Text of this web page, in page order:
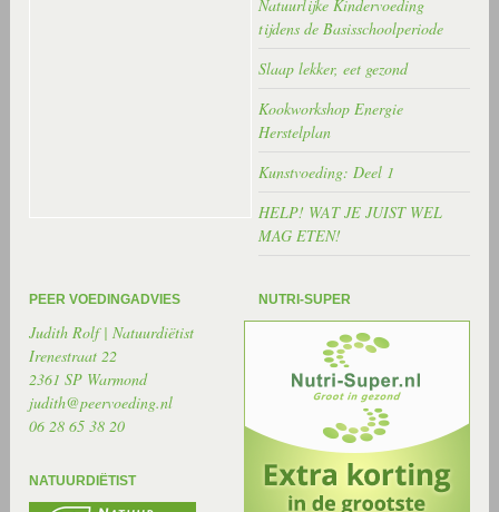
Natuurlijke Kindervoeding
tijdens de Basisschoolperiode
Slaap lekker, eet gezond
Kookworkshop Energie
Herstelplan
Kunstvoeding: Deel 1
HELP! WAT JE JUIST WEL
MAG ETEN!
PEER VOEDINGADVIES
Judith Rolf | Natuurdiëtist
Irenestraat 22
2361 SP Warmond
judith@peervoeding.nl
06 28 65 38 20
NATUURDIËTIST
NUTRI-SUPER